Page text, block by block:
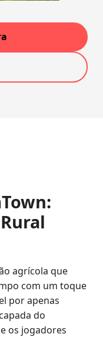
agrícola que
com um toque
por apenas
do
os jogadores